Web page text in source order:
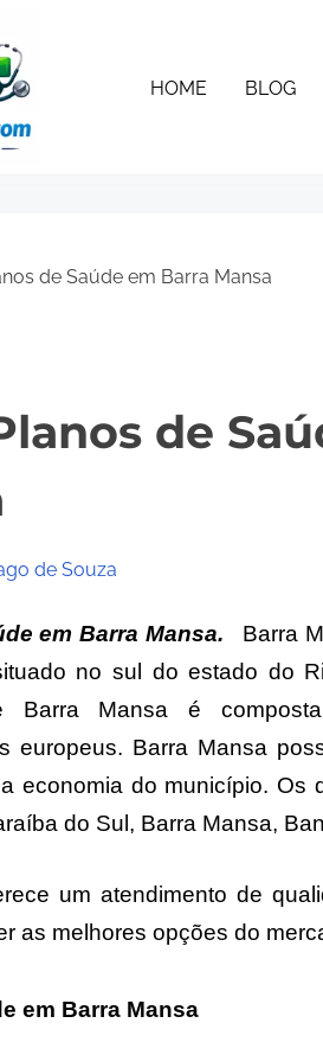
HOME BLOG
de Saúde em Barra Mansa
de
de Souza
em Barra Mansa. Barra
no sul do estado do
Barra Mansa é
europeus. Barra Mansa
economia do município. Os
do Sul, Barra Mansa,
um atendimento de
as melhores opções do
em Barra Mansa